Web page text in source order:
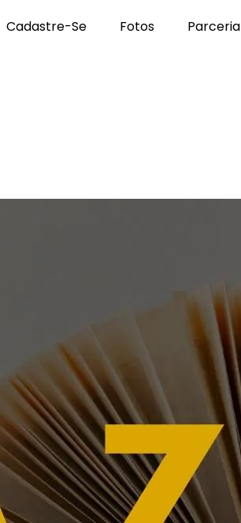
Cadastre-Se Fotos Parceria